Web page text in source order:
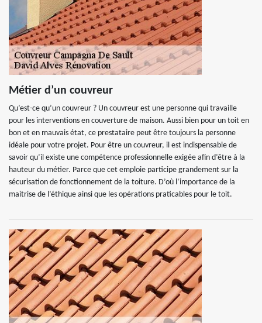
Métier d’un couvreur
Qu’est-ce qu’un couvreur ? Un couvreur est une personne qui travaille
pour les interventions en couverture de maison. Aussi bien pour un toit en
bon et en mauvais état, ce prestataire peut être toujours la personne
idéale pour votre projet. Pour être un couvreur, il est indispensable de
savoir qu’il existe une compétence professionnelle exigée afin d’être à la
hauteur du métier. Parce que cet emploie participe grandement sur la
sécurisation de fonctionnement de la toiture. D’où l’importance de la
maitrise de l’éthique ainsi que les opérations praticables pour le toit.